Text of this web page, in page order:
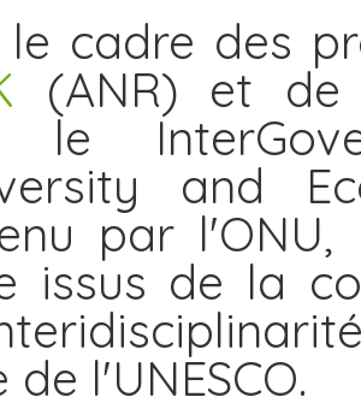
le cadre des
(ANR) et de
le
and
par l'ONU,
issus de la
de l'UNESCO.